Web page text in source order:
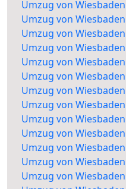
Umzug von
Umzug von
Umzug von
Umzug von
Umzug von
Umzug von
Umzug von
Umzug von
Umzug von
Umzug von
Umzug von
Umzug von
Umzug von